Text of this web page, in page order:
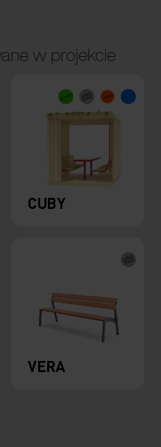
w projekcie
CUBY
VERA